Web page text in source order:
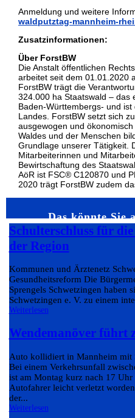
Anmeldung und weitere
waldputztag-mannheim-
Zusatzinformationen:
Über ForstBW
Die Anstalt öffentlichen
arbeitet seit dem 01.01.2020
ForstBW trägt die
324.000 ha Staatswald – das
Baden-Württembergs- und
Landes. ForstBW setzt sich
ausgewogen und
Waldes und der Menschen
Grundlage unserer Tätigkeit.
Mitarbeiterinnen und
Bewirtschaftung des
AöR ist FSC® C120870 und
2020 trägt ForstBW zudem
Das könnte Sie
Schulterschluss für
der Region
Kommunen und Ärztenetz
Gesundheitsreform Die
Sprengels Schwetzingen haben
Schwetzingen e. V. zu einem
Weiterlesen
Wendemanöver führt
Auto kollidiert in Mannheim mit
Bei einem Verkehrsunfall
ist am Montag kurz nach 17
Autofahrer leicht verletzt
der...
Weiterlesen